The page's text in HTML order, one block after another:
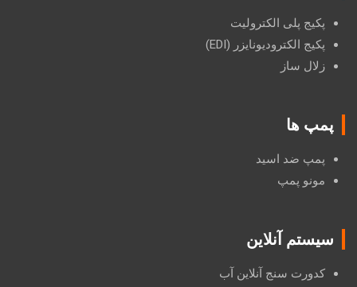
پکیج پلی الکترولیت
پکیج الکترودیونایزر (EDI)
زلال ساز
پمپ ها
پمپ ضد اسید
مونو پمپ
سیستم آنلاین
کدورت سنج آنلاین آب